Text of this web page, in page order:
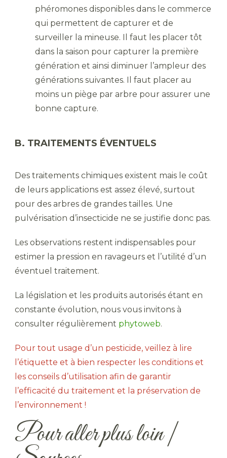
phéromones disponibles dans le commerce
qui permettent de capturer et de
surveiller la mineuse. Il faut les placer tôt
dans la saison pour capturer la première
génération et ainsi diminuer l’ampleur des
générations suivantes. Il faut placer au
moins un piège par arbre pour assurer une
bonne capture.
B. TRAITEMENTS ÉVENTUELS
Des traitements chimiques existent mais le coût
de leurs applications est assez élevé, surtout
pour des arbres de grandes tailles. Une
pulvérisation d’insecticide ne se justifie donc pas.
Les observations restent indispensables pour
estimer la pression en ravageurs et l’utilité d’un
éventuel traitement.
La législation et les produits autorisés étant en
constante évolution, nous vous invitons à
consulter régulièrement phytoweb.
Pour tout usage d’un pesticide, veillez à lire
l’étiquette et à bien respecter les conditions et
les conseils d’utilisation afin de garantir
l’efficacité du traitement et la préservation de
l’environnement !
Pour aller plus loin |